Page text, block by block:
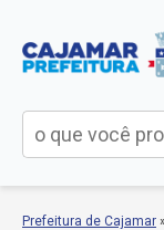
Prefeitura de Cajamar »